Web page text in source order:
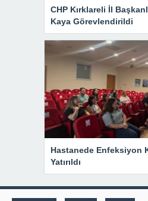
CHP Kırklareli İl
Kaya Görevlendirildi
Hastanede Enfeksiyon
Yatırıldı